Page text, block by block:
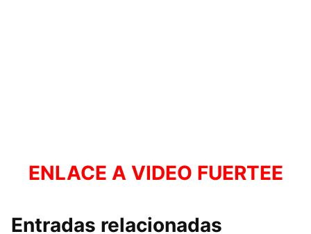
ENLACE A VIDEO FUERTEE
Entradas relacionadas